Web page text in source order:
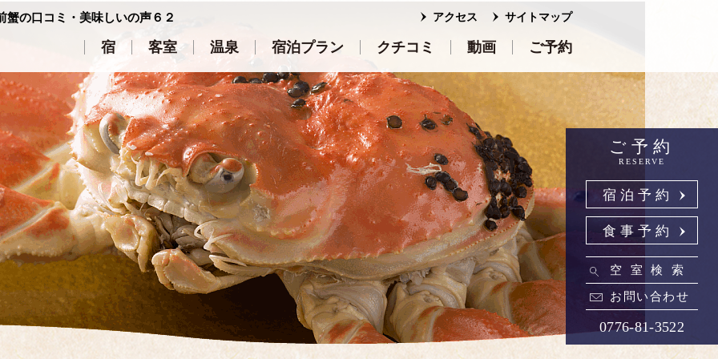
蟹の口コミ・美味しいの声６２ アクセス サイトマップ
宿 客室 温泉 宿泊プラン クチコミ 動画 ご予約
ご予約
RESERVE
宿泊予約
食事予約
空室検索
お問い合わせ
0776-81-3522